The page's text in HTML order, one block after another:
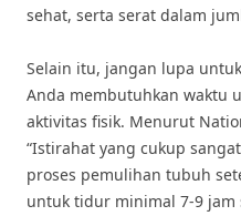
sehat, serta serat dalam
Selain itu, jangan lupa
Anda membutuhkan waktu
aktivitas fisik. Menurut
“Istirahat yang cukup
proses pemulihan tubuh
untuk tidur minimal 7-9